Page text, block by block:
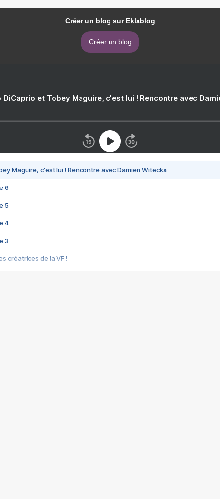
Créer un blog sur Eklablog
Créer un blog
DiCaprio et Tobey Maguire, c'est lui ! Rencontre avec
Maguire, c'est lui ! Rencontre avec Damien Witecka
6
5
4
3
créatrices de la VF !